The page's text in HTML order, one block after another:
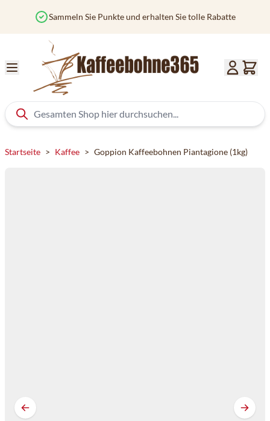
Sammeln Sie Punkte und erhalten Sie tolle Rabatte
Startseite > Kaffee > Goppion Kaffeebohnen Piantagione (1kg)